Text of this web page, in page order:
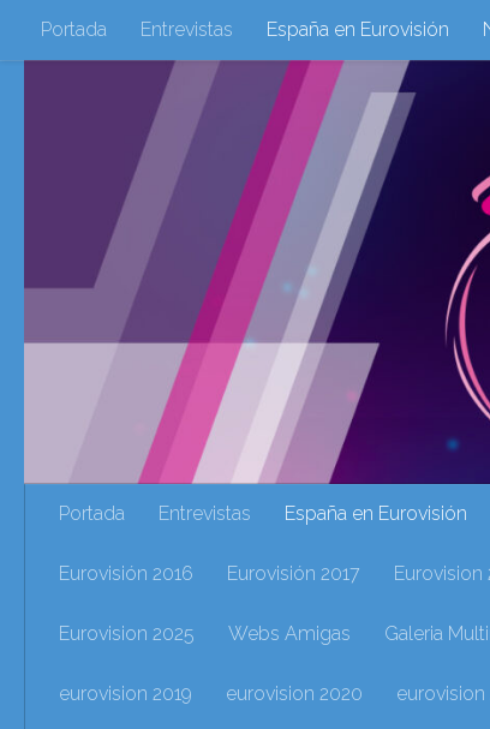
Saltar al contenido
Portada Entrevistas España en Eurovisión
Eurovisión 2016 Eurovisión 2017 Eurovision
Eurovision 2025 Webs Amigas Galeria
eurovision 2020 eurovision 2021 Eurovision
Ultima Hora Webs Amigas
Portada Entrevistas España en Eurovisión
Eurovisión 2016 Eurovisión 2017 Eurovision
Eurovision 2025 Webs Amigas Galeria
eurovision 2019 eurovision 2020 eurovision